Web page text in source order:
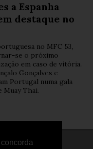
a Espanha
destaque no
no MFC 53,
se o próximo
em caso de vitória.
Gonçalves e
Portugal numa gala
Muay Thai.